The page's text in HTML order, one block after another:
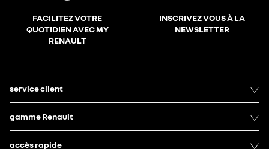
FACILITEZ VOTRE
QUOTIDIEN AVEC MY
RENAULT
INSCRIVEZ VOUS À LA
NEWSLETTER
service client
gamme Renault
accès rapide